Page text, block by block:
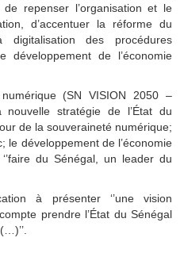
repenser l’organisation et le
d’accentuer la réforme du
des procédures
développement de l’économie
(SN VISION 2050 –
stratégie de l’État du
de la souveraineté numérique;
le développement de l’économie
‘’faire du Sénégal, un leader du
à présenter ‘’une vision
prendre l’État du Sénégal